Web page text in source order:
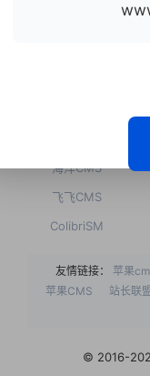
海洋CMS
飞飞CMS
ColibriSM
友情链接： 苹果
苹果CMS
站长联
© 2016-